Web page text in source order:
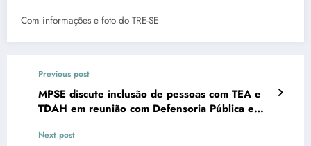
Com informações e foto do TRE-SE
Previous post
MPSE discute inclusão de pessoas com TEA e
TDAH em reunião com Defensoria Pública e
Next post